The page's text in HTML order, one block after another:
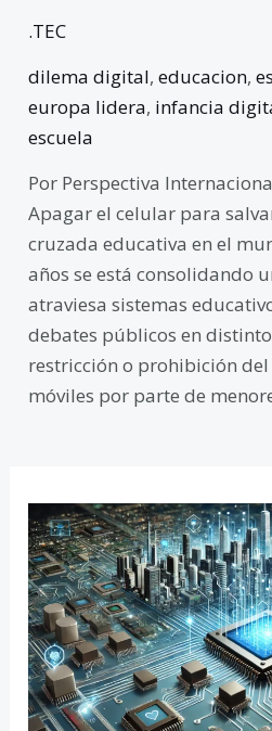
.TEC
dilema digital,educacion,
europa lidera, infancia
escuela
Por Perspectiva
Apagar el celular para
cruzada educativa en el
años se está consolidando
atraviesa sistemas
debates públicos en
restricción o prohibición
móviles por parte de